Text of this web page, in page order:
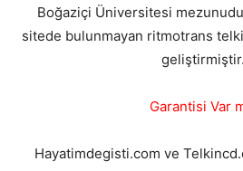
Boğaziçi Üniversitesi
sitede bulunmayan ritmotrans
geliştirmiştir.
Garantisi Var
Hayatimdegisti.com ve